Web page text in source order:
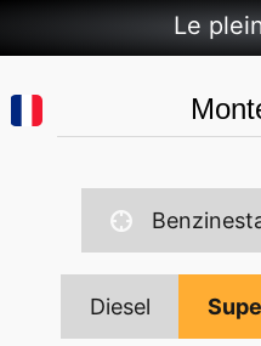
Le
Diesel